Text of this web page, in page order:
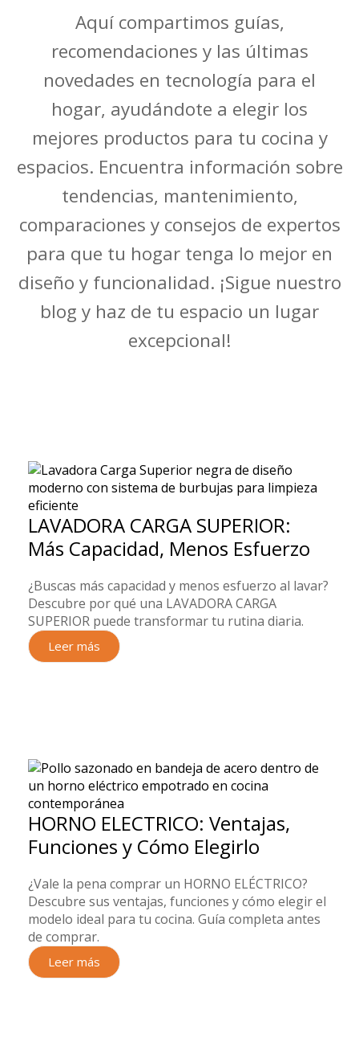
Aquí compartimos guías,
recomendaciones y las últimas
novedades en tecnología para el
hogar, ayudándote a elegir los
mejores productos para tu cocina y
espacios. Encuentra información sobre
tendencias, mantenimiento,
comparaciones y consejos de expertos
para que tu hogar tenga lo mejor en
diseño y funcionalidad. ¡Sigue nuestro
blog y haz de tu espacio un lugar
excepcional!
LAVADORA CARGA SUPERIOR:
Más Capacidad, Menos Esfuerzo
¿Buscas más capacidad y menos esfuerzo al lavar?
Descubre por qué una LAVADORA CARGA
SUPERIOR puede transformar tu rutina diaria.
Leer más
HORNO ELECTRICO: Ventajas,
Funciones y Cómo Elegirlo
¿Vale la pena comprar un HORNO ELÉCTRICO?
Descubre sus ventajas, funciones y cómo elegir el
modelo ideal para tu cocina. Guía completa antes
de comprar.
Leer más